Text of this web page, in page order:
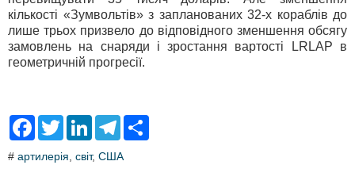
кількості «Зумвольтів» з запланованих 32-х кораблів до
лише трьох призвело до відповідного зменшення обсягу
замовлень на снаряди і зростання вартості LRLAP в
геометричній прогресії.
F
e
T
t
L
k
T
e
# артилерія світ, США